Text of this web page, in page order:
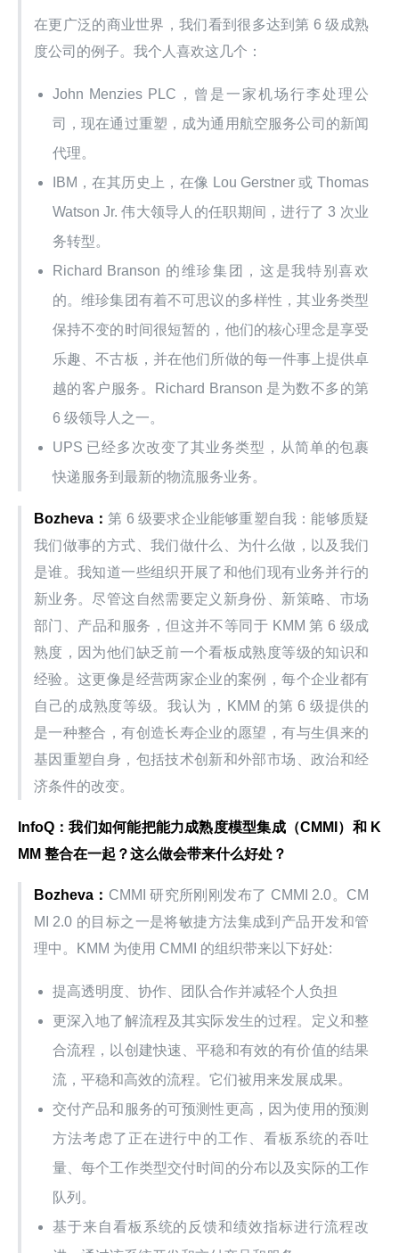
在更广泛的商业世界，我们看到很多达到第 6 级成熟
度公司的例子。我个人喜欢这几个：
John Menzies PLC，曾是一家机场行李处理公
司，现在通过重塑，成为通用航空服务公司的新闻
代理。
IBM，在其历史上，在像 Lou Gerstner 或 Thomas
Watson Jr. 伟大领导人的任职期间，进行了 3 次业
务转型。
Richard Branson 的维珍集团，这是我特别喜欢
的。维珍集团有着不可思议的多样性，其业务类型
保持不变的时间很短暂的，他们的核心理念是享受
乐趣、不古板，并在他们所做的每一件事上提供卓
越的客户服务。Richard Branson 是为数不多的第
6 级领导人之一。
UPS 已经多次改变了其业务类型，从简单的包裹
快递服务到最新的物流服务业务。
Bozheva：第 6 级要求企业能够重塑自我：能够质疑
我们做事的方式、我们做什么、为什么做，以及我们
是谁。我知道一些组织开展了和他们现有业务并行的
新业务。尽管这自然需要定义新身份、新策略、市场
部门、产品和服务，但这并不等同于 KMM 第 6 级成
熟度，因为他们缺乏前一个看板成熟度等级的知识和
经验。这更像是经营两家企业的案例，每个企业都有
自己的成熟度等级。我认为，KMM 的第 6 级提供的
是一种整合，有创造长寿企业的愿望，有与生俱来的
基因重塑自身，包括技术创新和外部市场、政治和经
济条件的改变。
InfoQ：我们如何能把能力成熟度模型集成（CMMI）和 K
MM 整合在一起？这么做会带来什么好处？
Bozheva： CMMI 研究所刚刚发布了 CMMI 2.0。CM
MI 2.0 的目标之一是将敏捷方法集成到产品开发和管
理中。KMM 为使用 CMMI 的组织带来以下好处:
提高透明度、协作、团队合作并减轻个人负担
更深入地了解流程及其实际发生的过程。定义和整
合流程，以创建快速、平稳和有效的有价值的结果
流，平稳和高效的流程。它们被用来发展成果。
交付产品和服务的可预测性更高，因为使用的预测
方法考虑了正在进行中的工作、看板系统的吞吐
量、每个工作类型交付时间的分布以及实际的工作
队列。
基于来自看板系统的反馈和绩效指标进行流程改